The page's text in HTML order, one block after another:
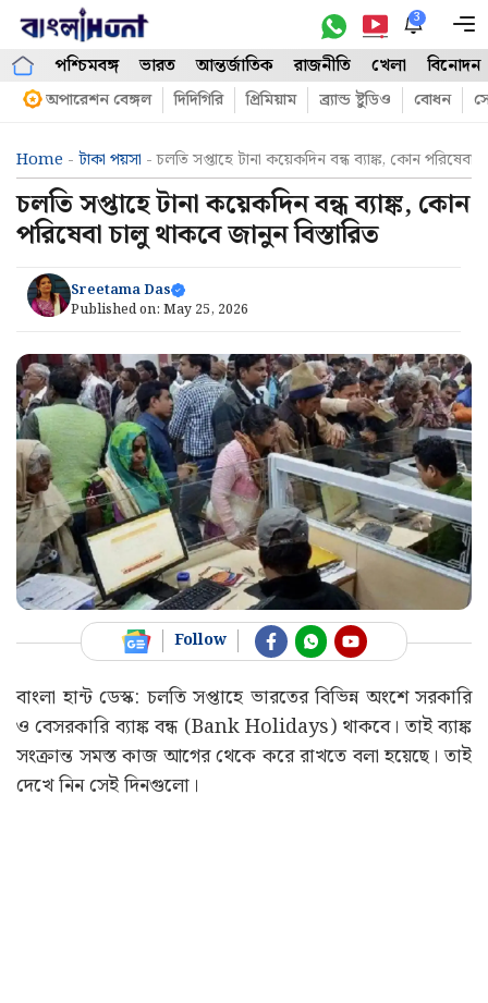
Skip
content
3
পশ্চিমবঙ্গ ভারত আন্তর্জাতিক রাজনীতি খেলা বিনোদন
অপারেশন বেঙ্গল দিদিগিরি প্রিমিয়াম ব্র্যান্ড ষ্টুডিও বোধন
Home - টাকা পয়সা -চলতি সপ্তাহে টানা কয়েকদিন বন্ধ ব্যাঙ্ক, কোন পরিষেবা
চলতি সপ্তাহে টানা কয়েকদিন বন্ধ ব্যাঙ্ক, কোন
পরিষেবা চালু থাকবে জানুন বিস্তারিত
Sreetama Das
Published on: May 25, 2026
Follow
বাংলা হান্ট ডেস্ক: চলতি সপ্তাহে ভারতের বিভিন্ন অংশে সরকারি
ও বেসরকারি ব্যাঙ্ক বন্ধ (Bank Holidays) থাকবে। তাই ব্যাঙ্ক
সংক্রান্ত সমস্ত কাজ আগের থেকে করে রাখতে বলা হয়েছে। তাই
দেখে নিন সেই দিনগুলো।